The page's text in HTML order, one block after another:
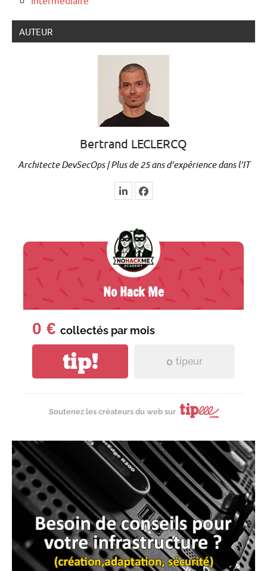
AUTEUR
Bertrand LECLERCQ
Architecte DevSecOps | Plus de 25 ans d’expérience dans l’IT
No Hack Me
0 € collectés par mois
tip! 0 tipeur
Soutenez les créateurs du web sur